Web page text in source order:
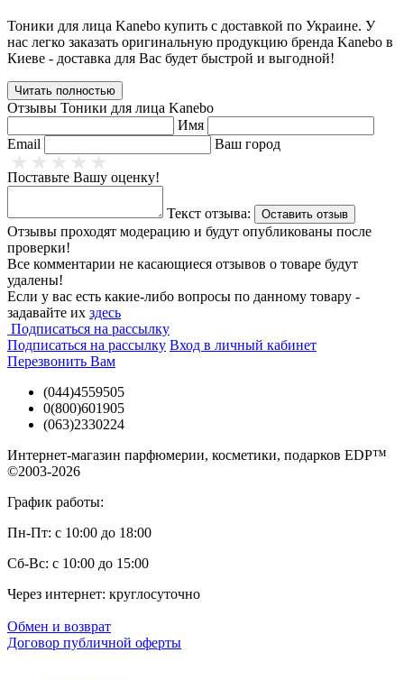
Тоники для лица Kanebo купить с доставкой по Украине. У
нас легко заказать оригинальную продукцию бренда Kanebo в
Киеве - доставка для Вас будет быстрой и выгодной!
Читать полностью
Отзывы Тоники для лица Kanebo
Имя
Email
Ваш город
Поставьте Вашу оценку!
Текст отзыва: Оставить отзыв
Отзывы проходят модерацию и будут опубликованы после
проверки!
Все комментарии не касающиеся отзывов о товаре будут
удалены!
Если у вас есть какие-либо вопросы по данному товару -
задавайте их здесь
Подписаться на рассылку
Подписаться на рассылку Вход в личный кабинет
Перезвонить Вам
(044)4559505
0(800)601905
(063)2330224
Интернет-магазин парфюмерии, косметики, подарков EDP™
©2003-2026
График работы:
Пн-Пт: с 10:00 до 18:00
Сб-Вс: с 10:00 до 15:00
Через интернет: круглосуточно
Обмен и возврат
Договор публичной оферты